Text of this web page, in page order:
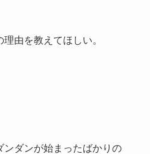
由を教えてほしい。
ンダンが始まったばかりの